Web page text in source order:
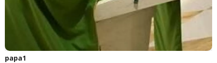
papa1